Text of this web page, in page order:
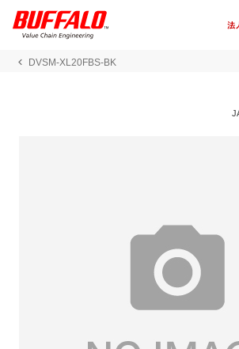
DVSM-XL20FBS-BK